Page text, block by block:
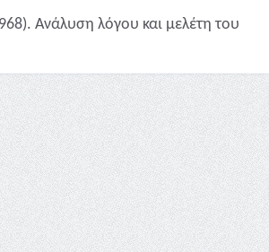
Ανάλυση λόγου και μελέτη του